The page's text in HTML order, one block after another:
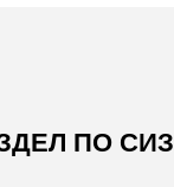
ПО СИЗ